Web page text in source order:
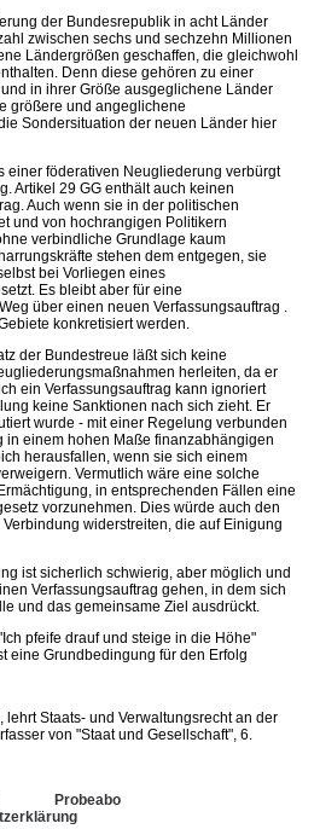
der Bundesrepublik in acht Länder
zwischen sechs und sechzehn Millionen
Ländergrößen geschaffen, die gleichwohl
Denn diese gehören zu einer
in ihrer Größe ausgeglichene Länder
größere und angeglichene
Sondersituation der neuen Länder hier
einer föderativen Neugliederung verbürgt
Artikel 29 GG enthält auch keinen
Auch wenn sie in der politischen
und von hochrangigen Politikern
verbindliche Grundlage kaum
stehen dem entgegen, sie
bei Vorliegen eines
Es bleibt aber für eine
über einen neuen Verfassungsauftrag .
konkretisiert werden.
der Bundestreue läßt sich keine
herleiten, da er
ein Verfassungsauftrag kann ignoriert
keine Sanktionen nach sich zieht. Er
wurde - mit einer Regelung verbunden
einem hohen Maße finanzabhängigen
herausfallen, wenn sie sich einem
Vermutlich wäre eine solche
in entsprechenden Fällen eine
vorzunehmen. Dies würde auch den
widerstreiten, die auf Einigung
ist sicherlich schwierig, aber möglich und
Verfassungsauftrag gehen, in dem sich
und das gemeinsame Ziel ausdrückt.
pfeife drauf und steige in die Höhe"
eine Grundbedingung für den Erfolg
lehrt Staats- und Verwaltungsrecht an der
von "Staat und Gesellschaft", 6.
Probeabo